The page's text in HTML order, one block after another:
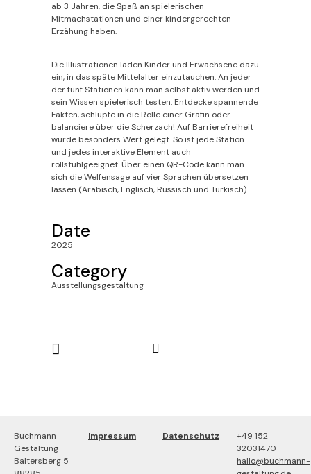
ab 3 Jahren, die Spaß an spielerischen
Mitmachstationen und einer kindergerechten
Erzähung haben.
Die Illustrationen laden Kinder und Erwachsene dazu
ein, in das späte Mittelalter einzutauchen. An jeder
der fünf Stationen kann man selbst aktiv werden und
sein Wissen spielerisch testen. Entdecke spannende
Fakten, schlüpfe in die Rolle einer Gräfin oder
balanciere über die Scherzach! Auf Barrierefreiheit
wurde besonders Wert gelegt. So ist jede Station
und jedes interaktive Element auch
rollstuhlgeeignet. Über einen QR-Code kann man
sich die Welfensage auf vier Sprachen übersetzen
lassen (Arabisch, Englisch, Russisch und Türkisch).
Date
2025
Category
Ausstellungsgestaltung
Buchmann
Gestaltung
Baltersberg 5
Impressum Datenschutz
+49 152
32031470
hallo@buchmann-